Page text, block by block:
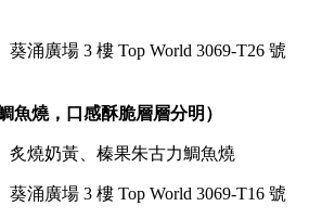
葵涌廣場 3 樓 Top World 3069-T26 號
魚燒，口感酥脆層層分明）
炙燒奶黃、榛果朱古力鯛魚燒
葵涌廣場 3 樓 Top World 3069-T16 號